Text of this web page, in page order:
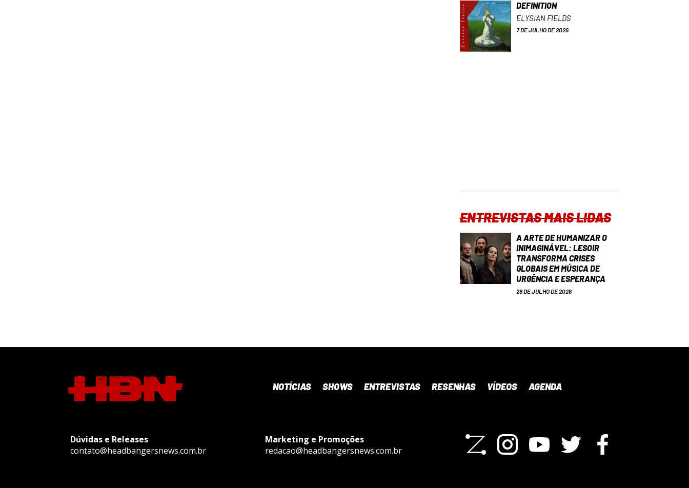
DEFINITION
ELYSIAN FIELDS
7 DE JULHO DE 2026
ENTREVISTAS MAIS LIDAS
A ARTE DE HUMANIZAR O
INIMAGINÁVEL: LESOIR
TRANSFORMA CRISES
GLOBAIS EM MÚSICA DE
URGÊNCIA E ESPERANÇA
28 DE JULHO DE 2026
NOTÍCIAS SHOWS ENTREVISTAS RESENHAS VÍDEOS AGENDA
Dúvidas e Releases
contato@headbangersnews.com.br
Marketing e Promoções
redacao@headbangersnews.com.br